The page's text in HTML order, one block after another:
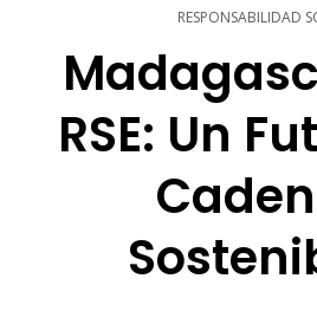
RESPONSABILIDAD
RSE: Un